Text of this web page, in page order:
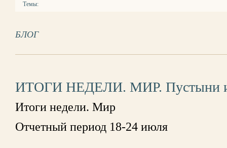
Темы:
БЛОГ
ИТОГИ НЕДЕЛИ. МИР. Пустыни и
Итоги недели. Мир
Отчетный период 18-24 июля